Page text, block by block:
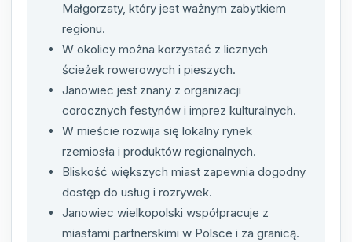
Małgorzaty, który jest ważnym zabytkiem
regionu.
W okolicy można korzystać z licznych
ścieżek rowerowych i pieszych.
Janowiec jest znany z organizacji
corocznych festynów i imprez kulturalnych.
W mieście rozwija się lokalny rynek
rzemiosła i produktów regionalnych.
Bliskość większych miast zapewnia dogodny
dostęp do usług i rozrywek.
Janowiec wielkopolski współpracuje z
miastami partnerskimi w Polsce i za granicą.